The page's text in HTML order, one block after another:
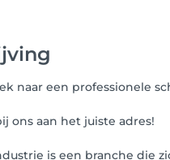
naar een professionele
ons aan het juiste adres!
is een branche die